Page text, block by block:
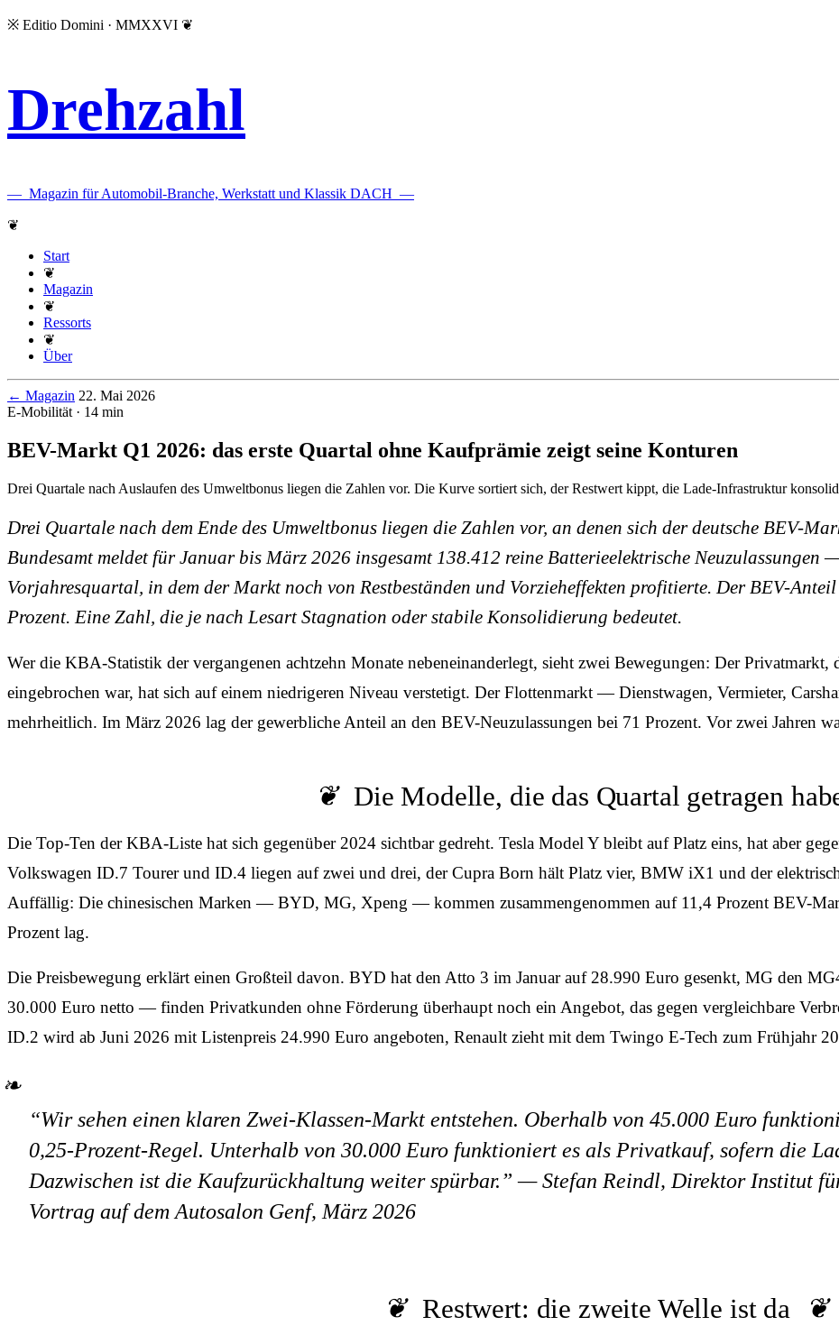
※ Editio Domini · MMXXVI ❦
Drehzahl
— Magazin für Automobil-Branche, Werkstatt und Klassik DACH —
❦
Start
❦
Magazin
❦
Ressorts
❦
Über
← Magazin 22. Mai 2026
E-Mobilität · 14 min
BEV-Markt Q1 2026: das erste Quartal ohne Kaufprämie zeigt seine Konturen
Drei Quartale nach Auslaufen des Umweltbonus liegen die Zahlen vor. Die Kurve sortiert sich, der Restwert kippt, die Lade-Infrastruktur
Drei Quartale nach dem Ende des Umweltbonus liegen die Zahlen vor, an denen sich der deutsche BEV-
Bundesamt meldet für Januar bis März 2026 insgesamt 138.412 reine Batterieelektrische Neuzulassungen
Vorjahresquartal, in dem der Markt noch von Restbeständen und Vorzieheffekten profitierte. Der BEV-
Prozent. Eine Zahl, die je nach Lesart Stagnation oder stabile Konsolidierung bedeutet.
Wer die KBA-Statistik der vergangenen achtzehn Monate nebeneinanderlegt, sieht zwei Bewegungen: Der
eingebrochen war, hat sich auf einem niedrigeren Niveau verstetigt. Der Flottenmarkt — Dienstwagen, Vermieter,
mehrheitlich. Im März 2026 lag der gewerbliche Anteil an den BEV-Neuzulassungen bei 71 Prozent. Vor zwei Jahren
Die Modelle, die das Quartal getragen
Die Top-Ten der KBA-Liste hat sich gegenüber 2024 sichtbar gedreht. Tesla Model Y bleibt auf Platz eins, hat aber
Volkswagen ID.7 Tourer und ID.4 liegen auf zwei und drei, der Cupra Born hält Platz vier, BMW iX1 und der
Auffällig: Die chinesischen Marken — BYD, MG, Xpeng — kommen zusammengenommen auf 11,4 Prozent BEV-
Prozent lag.
Die Preisbewegung erklärt einen Großteil davon. BYD hat den Atto 3 im Januar auf 28.990 Euro gesenkt, MG den
30.000 Euro netto — finden Privatkunden ohne Förderung überhaupt noch ein Angebot, das gegen vergleichbare
ID.2 wird ab Juni 2026 mit Listenpreis 24.990 Euro angeboten, Renault zieht mit dem Twingo E-Tech zum Frühjahr
“Wir sehen einen klaren Zwei-Klassen-Markt entstehen. Oberhalb von 45.000 Euro
0,25-Prozent-Regel. Unterhalb von 30.000 Euro funktioniert es als Privatkauf, sofern die
Dazwischen ist die Kaufzurückhaltung weiter spürbar.” —Stefan Reindl, Direktor Institut
Vortrag auf dem Autosalon Genf, März 2026
Restwert: die zweite Welle ist da